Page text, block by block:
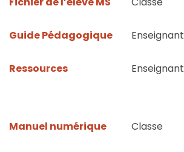
Guide Pédagogique Enseignant
Ressources Enseignant
Manuel numérique Classe